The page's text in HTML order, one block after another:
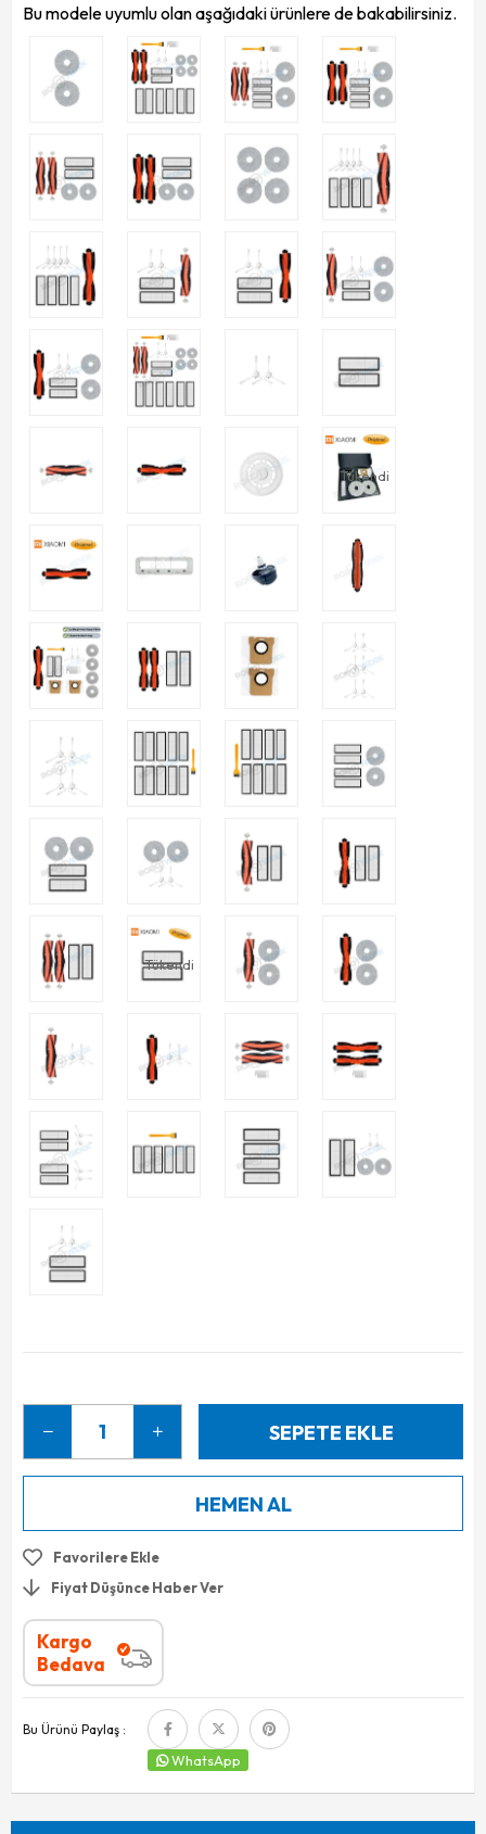
Bu modele uyumlu olan aşağıdaki ürünlere de bakabilirsiniz.
Tükendi
Tükendi
Favorilere Ekle
Fiyat Düşünce Haber Ver
Kargo
Bedava
Bu Ürünü Paylaş :
WhatsApp